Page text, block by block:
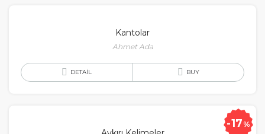
Kantolar
Ahmet Ada
DETAIL BUY
17%